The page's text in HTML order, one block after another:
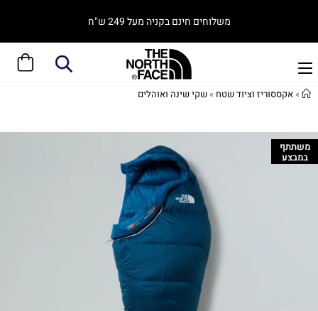
משלוחים חינם בקניה מעל 249 ש"ח
»אקססוריז וציוד שטח »שקי שינה ואוהלים
משתתף
במבצע